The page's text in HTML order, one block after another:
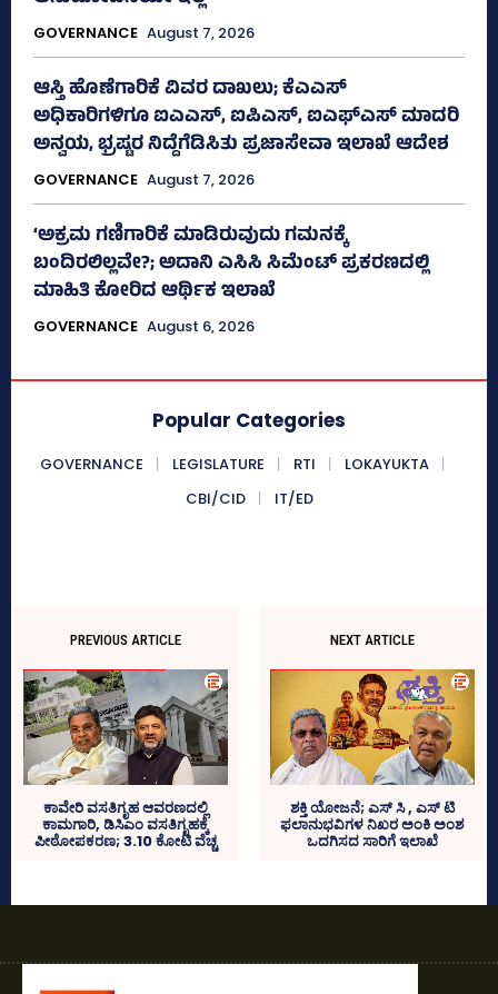
GOVERNANCE August 7, 2026
ಆಸ್ತಿ ಹೊಣೆಗಾರಿಕೆ ವಿವರ ದಾಖಲು; ಕೆಎಎಸ್
ಅಧಿಕಾರಿಗಳಿಗೂ ಐಎಎಸ್‌, ಐಪಿಎಸ್‌, ಐಎಫ್‌ಎಸ್‌ ಮಾದರಿ
ಅನ್ವಯ, ಭ್ರಷ್ಟರ ನಿದ್ದೆಗೆಡಿಸಿತು ಪ್ರಜಾಸೇವಾ ಇಲಾಖೆ ಆದೇಶ
GOVERNANCE August 7, 2026
‘ಅಕ್ರಮ ಗಣಿಗಾರಿಕೆ ಮಾಡಿರುವುದು ಗಮನಕ್ಕೆ
ಬಂದಿರಲಿಲ್ಲವೇ?; ಅದಾನಿ ಎಸಿಸಿ ಸಿಮೆಂಟ್ ಪ್ರಕರಣದಲ್ಲಿ
ಮಾಹಿತಿ ಕೋರಿದ ಆರ್ಥಿಕ ಇಲಾಖೆ
GOVERNANCE August 6, 2026
Popular Categories
GOVERNANCE LEGISLATURE RTI
LOKAYUKTA
CBI/CID
IT/ED
PREVIOUS ARTICLE
ಕಾವೇರಿ ವಸತಿಗೃಹ ಆವರಣದಲ್ಲಿ
ಕಾಮಗಾರಿ, ಡಿಸಿಎಂ ವಸತಿಗೃಹಕ್ಕೆ
ಪೀಠೋಪಕರಣ; 3.10 ಕೋಟಿ ವೆಚ್ಚ
NEXT ARTICLE
ಶಕ್ತಿ ಯೋಜನೆ; ಎಸ್‌ ಸಿ , ಎಸ್‌ ಟಿ
ಫಲಾನುಭವಿಗಳ ನಿಖರ ಅಂಕಿ ಅಂಶ
ಒದಗಿಸದ ಸಾರಿಗೆ ಇಲಾಖೆ